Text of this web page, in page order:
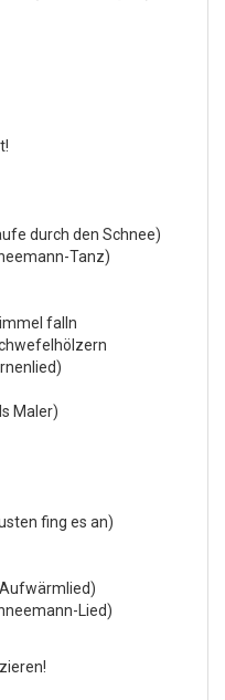
durch den Schnee)
Tanz)
falln
Maler)
fing es an)
Lied)